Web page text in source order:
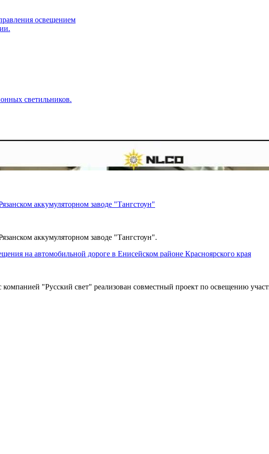
освещением
светильников.
аккумуляторном заводе "Тангстоун"
аккумуляторном заводе "Тангстоун".
на автомобильной дороге в Енисейском районе Красноярского края
"Русский свет" реализован совместный проект по освещению